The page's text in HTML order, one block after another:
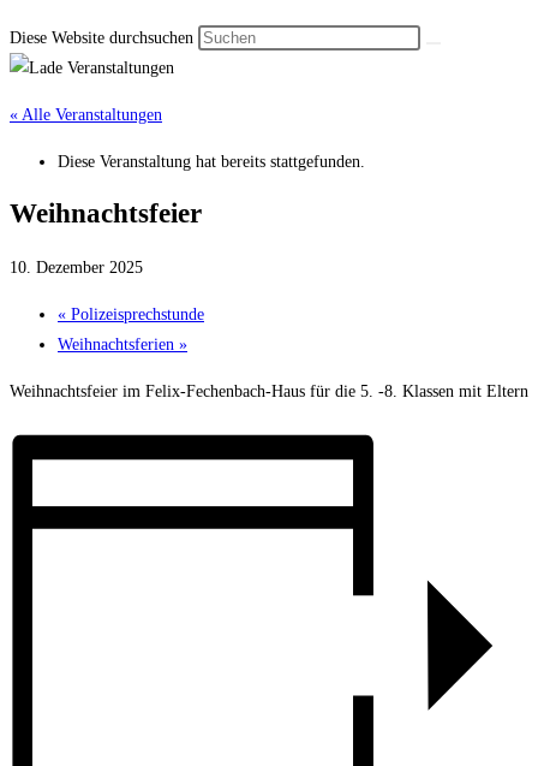
Diese Website durchsuchen
« Alle Veranstaltungen
Diese Veranstaltung hat bereits stattgefunden.
Weihnachtsfeier
10. Dezember 2025
« Polizeisprechstunde
Weihnachtsferien »
Weihnachtsfeier im Felix-Fechenbach-Haus für die 5. -8. Klassen mit Eltern